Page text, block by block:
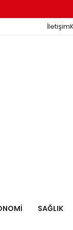
İletişim
SAĞLIK